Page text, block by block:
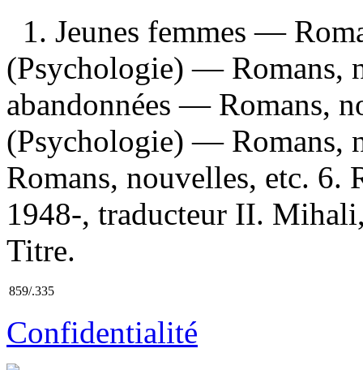
1. Jeunes femmes —
(Psychologie) — Romans,
abandonnées — Romans,
(Psychologie) — Romans,
Romans, nouvelles, etc. 6.
1948-, traducteur II.
Titre.
859/.335
Confidentialité